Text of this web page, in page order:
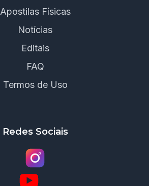
Apostilas Físicas
Notícias
Editais
FAQ
Termos de Uso
Redes Sociais